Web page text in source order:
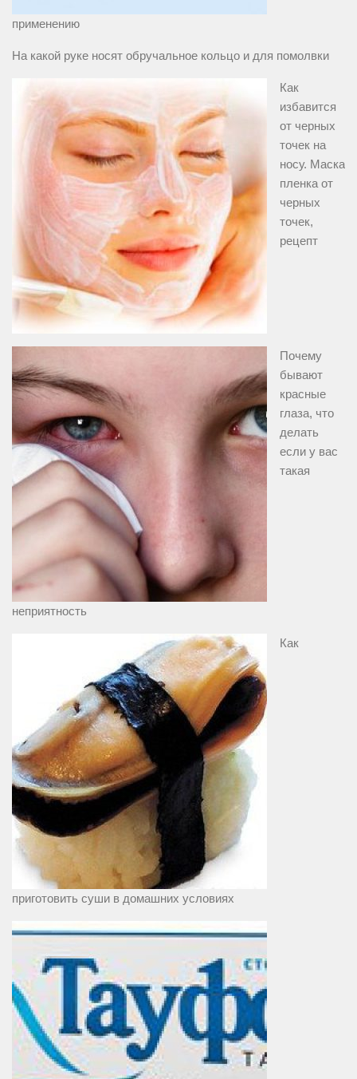
применению
На какой руке носят обручальное кольцо и для помолвки
Как
избавится
от черных
точек на
носу. Маска
пленка от
черных
точек,
рецепт
Почему
бывают
красные
глаза, что
делать
если у вас
такая
неприятность
Как
приготовить суши в домашних условиях